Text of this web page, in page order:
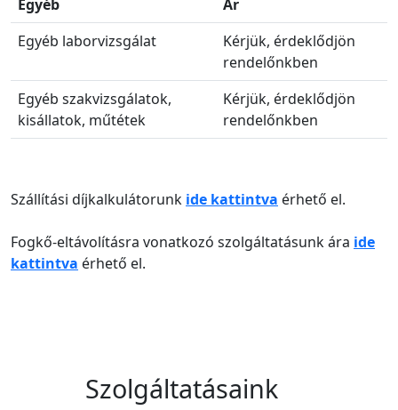
Egyéb
Ár
Egyéb laborvizsgálat
Kérjük, érdeklődjön
rendelőnkben
Egyéb szakvizsgálatok,
kisállatok, műtétek
Kérjük, érdeklődjön
rendelőnkben
Szállítási díjkalkulátorunk ide kattintva érhető el.
Fogkő-eltávolításra vonatkozó szolgáltatásunk ára ide
kattintva érhető el.
Szolgáltatásaink